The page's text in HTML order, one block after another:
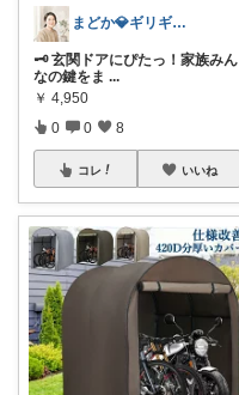
まどか💎ギリギリアラサーOL
🗝️ 玄関ドアにぴたっ！家族みん
なの鍵をま ...
￥ 4,950
0 0 8
コレ いいね